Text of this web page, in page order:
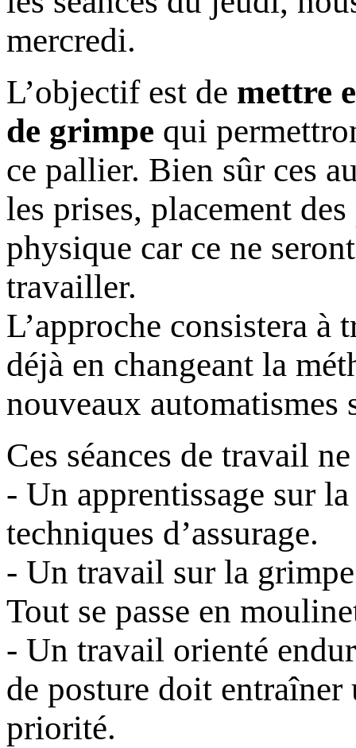
mercredi.
L’objectif est de mettre
de grimpe qui
ce pallier. Bien sûr ces
les prises, placement
physique car ce ne
travailler.
L’approche consistera à
déjà en changeant la
nouveaux
Ces séances de travail
- Un apprentissage sur
techniques d’assurage.
- Un travail sur la
Tout se passe en
- Un travail orienté
de posture doit entraîner
priorité.